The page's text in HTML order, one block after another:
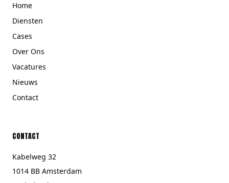
Home
Diensten
Cases
Over Ons
Vacatures
Nieuws
Contact
CONTACT
Kabelweg 32
1014 BB Amsterdam